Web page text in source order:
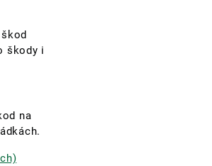
škody i
na